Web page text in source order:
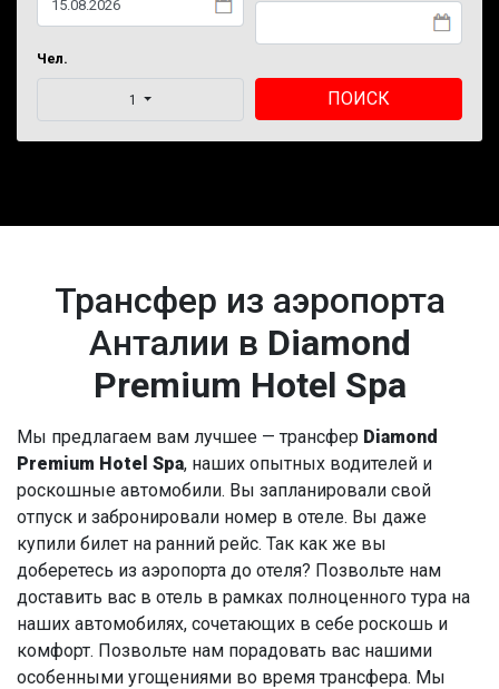
Чел.
1 ПОИСК
Трансфер из аэропорта
Анталии в Diamond
Premium Hotel Spa
Мы предлагаем вам лучшее — трансфер Diamond
Premium Hotel Spa, наших опытных водителей и
роскошные автомобили. Вы запланировали свой
отпуск и забронировали номер в отеле. Вы даже
купили билет на ранний рейс. Так как же вы
доберетесь из аэропорта до отеля? Позвольте нам
доставить вас в отель в рамках полноценного тура на
наших автомобилях, сочетающих в себе роскошь и
комфорт. Позвольте нам порадовать вас нашими
особенными угощениями во время трансфера. Мы